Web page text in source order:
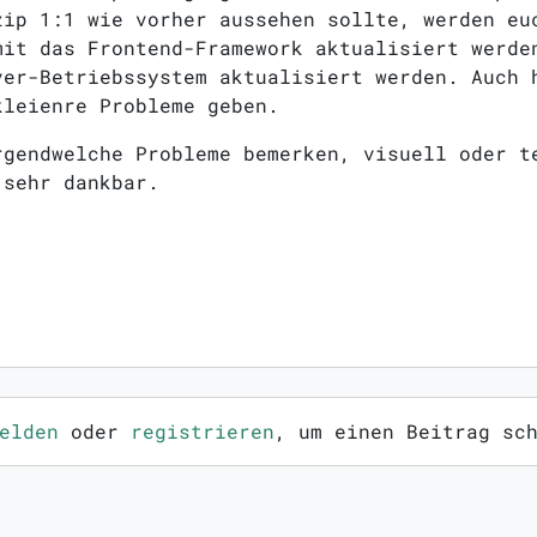
1:1 wie vorher aussehen sollte, werden
das Frontend-Framework aktualisiert
Betriebssystem aktualisiert werden. Auch
Probleme geben.
Probleme bemerken, visuell oder
dankbar.
oder registrieren, um einen Beitrag